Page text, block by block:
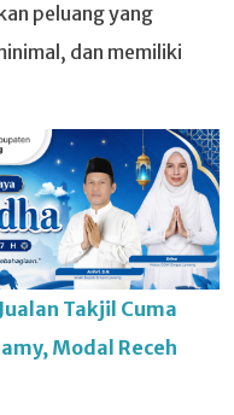
peluang yang
dan memiliki
Takjil Cuma
Modal Receh